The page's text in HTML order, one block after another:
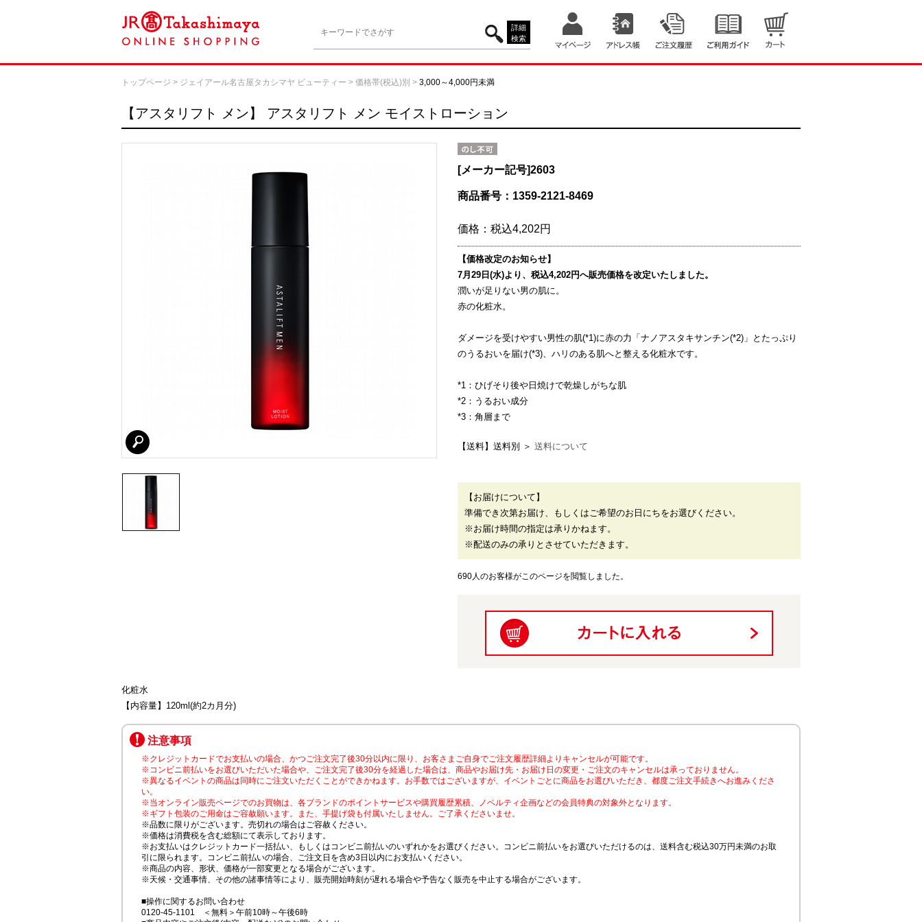
詳細
検索
トップページ > ジェイアール名古屋タカシマヤ ビューティー > 価格帯(税込)別 > 3,000～4,000円未満
【アスタリフト メン】 アスタリフト メン モイストローション
[メーカー記号]2603
商品番号：1359-2121-8469
価格： 税込4,202円
【価格改定のお知らせ】
7月29日(水)より、税込4,202円へ販売価格を改定いたしました。
潤いが足りない男の肌に。
赤の化粧水。
ダメージを受けやすい男性の肌(*1)に赤の力「ナノアスタキサンチン(*2)」とたっぷり
のうるおいを届け(*3)、ハリのある肌へと整える化粧水です。
*1：ひげそり後や日焼けで乾燥しがちな肌
*2：うるおい成分
*3：角層まで
【送料】送料別 ＞ 送料について
【お届けについて】
準備でき次第お届け、もしくはご希望のお日にちをお選びください。
※お届け時間の指定は承りかねます。
※配送のみの承りとさせていただきます。
690人のお客様がこのページを閲覧しました。
化粧水
【内容量】120ml(約2カ月分)
注意事項
※クレジットカードでお支払いの場合、かつご注文完了後30分以内に限り、お客さまご自身でご注文履歴詳細よりキャンセルが可能です。
※コンビニ前払いをお選びいただいた場合や、ご注文完了後30分を経過した場合は、商品やお届け先・お届け日の変更・ご注文のキャンセルは承っておりません。
※異なるイベントの商品は同時にご注文いただくことができかねます。お手数ではございますが、イベントごとに商品をお選びいただき、都度ご注文手続きへお進みくださ
い。
※当オンライン販売ページでのお買物は、各ブランドのポイントサービスや購買履歴累積、ノベルティ企画などの会員特典の対象外となります。
※ギフト包装のご用命はご容赦願います。また、手提げ袋も付属いたしません。ご了承くださいませ。
※品数に限りがございます。売切れの場合はご容赦ください。
※価格は消費税を含む総額にて表示しております。
※お支払いはクレジットカード一括払い、もしくはコンビニ前払いのいずれかをお選びください。コンビニ前払いをお選びいただけるのは、送料含む税込30万円未満のお取
引に限られます。コンビニ前払いの場合、ご注文日を含め3日以内にお支払いください。
※商品の内容、形状、価格が一部変更となる場合がございます。
※天候・交通事情、その他の諸事情等により、販売開始時刻が遅れる場合や予告なく販売を中止する場合がございます。
■操作に関するお問い合わせ
0120-45-1101 ＜無料＞午前10時～午後6時